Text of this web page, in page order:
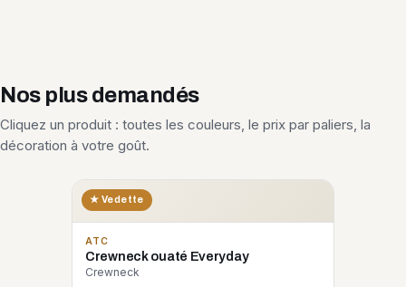
Nos plus demandés
Cliquez un produit : toutes les couleurs, le prix par paliers, la
décoration à votre goût.
★ Vedette
ATC
Crewneck ouaté Everyday
Crewneck